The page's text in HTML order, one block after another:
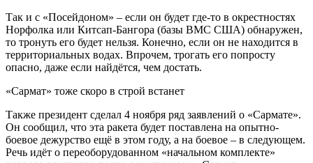
Так и с «Посейдоном» – если он будет где-то в окрестностях
Норфолка или Китсап-Бангора (базы ВМС США) обнаружен,
то тронуть его будет нельзя. Конечно, если он не находится в
территориальных водах. Впрочем, трогать его попросту
опасно, даже если найдётся, чем достать.
«Сармат» тоже скоро в строй встанет
Также президент сделал 4 ноября ряд заявлений о «Сармате».
Он сообщил, что эта ракета будет поставлена на опытно-
боевое дежурство ещё в этом году, а на боевое – в следующем.
Речь идёт о переоборудованном «начальном комплекте»